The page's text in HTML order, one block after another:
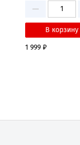
−
1 999 ₽